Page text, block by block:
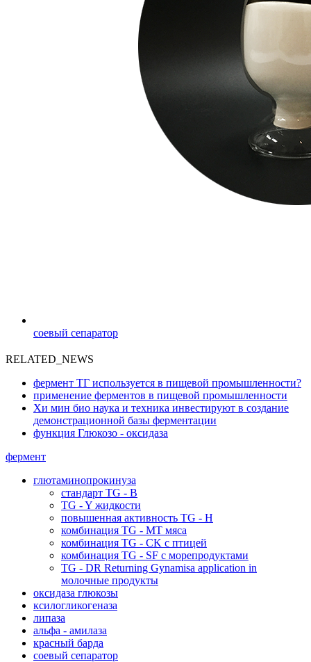
соевый сепаратор
RELATED_NEWS
фермент ТГ используется в пищевой промышленности?
применение ферментов в пищевой промышленности
Хи мин био наука и техника инвестируют в создание
демонстрационной базы ферментации
функция Глюкозо - оксидаза
фермент
глютаминопрокинуза
стандарт TG - B
TG - Y жидкости
повышенная активность TG - H
комбинация TG - MT мяса
комбинация TG - CK с птицей
комбинация TG - SF с морепродуктами
TG - DR Returning Gynamisa application in
молочные продукты
оксидаза глюкозы
ксилогликогеназа
липаза
альфа - амилаза
красный барда
соевый сепаратор